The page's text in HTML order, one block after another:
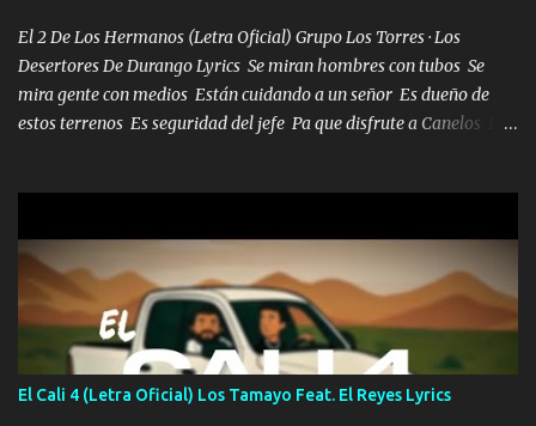
El 2 De Los Hermanos (Letra Oficial) Grupo Los Torres · Los
Desertores De Durango Lyrics Se miran hombres con tubos Se
mira gente con medios Están cuidando a un señor Es dueño de
estos terrenos Es seguridad del jefe Pa que disfrute a Canelos Es
ni tampoco las mujeres porque es platica de grandes por eso hay
que estar alegres doy las instrucciones para atender los deberes
Música Si es que salta algún problema de confianza tengo gente
ahí está el Hombre Cuarenta y también Pariente 7 arreglan
cualquier problema no más es cuestión que ordené NOS HACE
FALTA UN HERMANO DE CLAVE ERA EL 24 SIEMPRE FUE UN
HOMBRE VALIENTE POR ALGO M'URIÓ PELEAND0 SIEMPRE
El Cali 4 (Letra Oficial) Los Tamayo Feat. El Reyes Lyrics